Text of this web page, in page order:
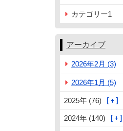
カテゴリー1
アーカイブ
2026年2月 (3)
2026年1月 (5)
2025年 (76)
2024年 (140)